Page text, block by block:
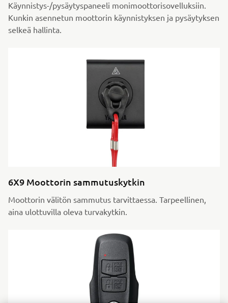
Käynnistys-/pysäytyspaneeli monimoottorisovelluksiin.
Kunkin asennetun moottorin käynnistyksen ja pysäytyksen
selkeä hallinta.
6X9 Moottorin sammutuskytkin
Moottorin välitön sammutus tarvittaessa. Tarpeellinen,
aina ulottuvilla oleva turvakytkin.